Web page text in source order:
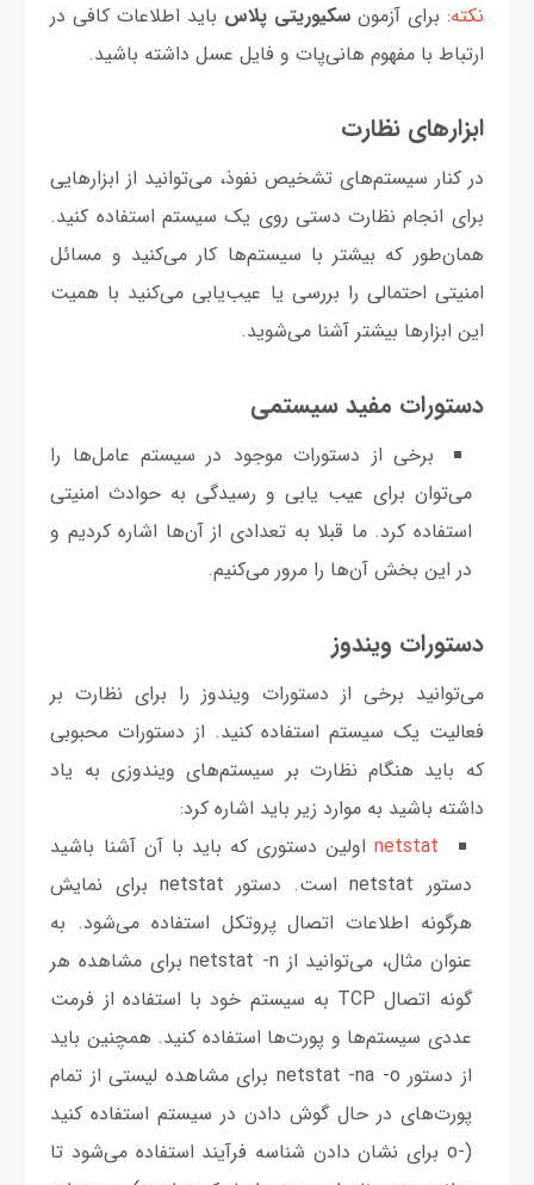
نکته: برای آزمون سکیوریتی پلاس باید اطلاعات کافی در
ارتباط با مفهوم هانی‌پات و فایل عسل داشته باشید.
ابزارهای نظارت
در کنار سیستم‌های تشخیص نفوذ، می‌توانید از ابزارهایی
برای انجام نظارت دستی روی یک سیستم استفاده کنید.
همان‌طور که بیشتر با سیستم‌ها کار می‌کنید و مسائل
امنیتی احتمالی را بررسی یا عیب‌یابی می‌کنید با همیت
این ابزارها بیشتر آشنا می‌شوید.
دستورات مفید سیستمی
برخی از دستورات موجود در سیستم عامل‌ها را
می‌توان برای عیب یابی و رسیدگی به حوادث امنیتی
استفاده کرد. ما قبلا به تعدادی از آن‌ها اشاره کردیم و
در این بخش آن‌ها را مرور می‌کنیم.
دستورات ویندوز
می‌توانید برخی از دستورات ویندوز را برای نظارت بر
فعالیت یک سیستم استفاده کنید. از دستورات محبوبی
که باید هنگام نظارت بر سیستم‌های ویندوزی به یاد
داشته باشید به موارد زیر باید اشاره کرد:
netstat اولین دستوری که باید با آن آشنا باشید
دستور netstat است. دستور netstat برای نمایش
هرگونه اطلاعات اتصال پروتکل استفاده می‌شود. به
عنوان مثال، می‌توانید از netstat -n برای مشاهده هر
گونه اتصال TCP به سیستم خود با استفاده از فرمت
عددی سیستم‌ها و پورت‌ها استفاده کنید. همچنین باید
از دستور netstat -na -o برای مشاهده لیستی از تمام
پورت‌های در حال گوش دادن در سیستم استفاده کنید
(-o برای نشان دادن شناسه فرآیند استفاده می‌شود تا